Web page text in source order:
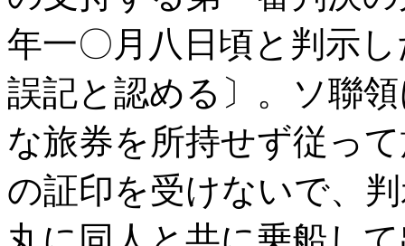
年一〇月八日頃と判示
誤記と認める〕。ソ聯
な旅券を所持せず従っ
の証印を受けないで、